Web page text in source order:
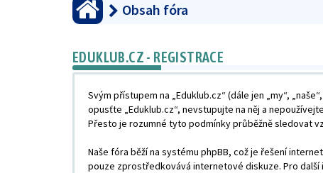
Obsah fóra
EDUKLUB.CZ - REGISTRACE
Svým přístupem na „Eduklub.cz“ (dále jen „my“,
opusťte „Eduklub.cz“, nevstupujte na něj a
Přesto je rozumné tyto podmínky průběžně sledovat
Naše fóra běží na systému phpBB, což je řešení
pouze zprostředkovává internetové diskuze. Pro další